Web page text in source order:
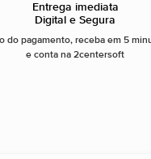
Entrega imediata
Digital e Segura
do pagamento, receba em 5
e conta na 2centersoft